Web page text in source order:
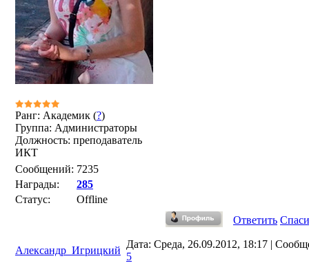
Ранг: Академик (?)
Группа: Администраторы
Должность: преподаватель
ИКТ
Сообщений: 7235
Награды:
285
Статус:
Offline
Ответить
Александр_Игрицкий
Дата: Среда, 26.09.2012, 18:17 |
5